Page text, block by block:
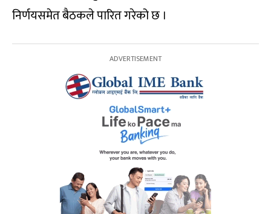
निर्णयसमेत बैठकले पारित गरेको छ ।